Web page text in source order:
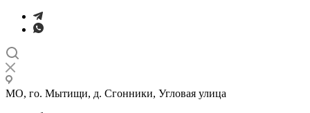
МО, го. Мытищи, д. Сгонники, Угловая улица